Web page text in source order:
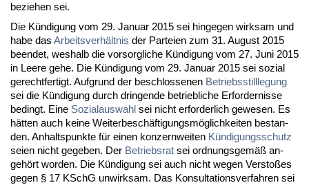
be­zie­hen sei.
Die Kündi­gung vom 29. Ja­nu­ar 2015 sei hin­ge­gen wirk­sam und
ha­be das Ar­beits­verhält­nis der Par­tei­en zum 31. Au­gust 2015
be­en­det, wes­halb die vor­sorg­li­che Kündi­gung vom 27. Ju­ni 2015
in Lee­re ge­he. Die Kündi­gung vom 29. Ja­nu­ar 2015 sei so­zi­al
ge­recht­fer­tigt. Auf­grund der be­schlos­se­nen Be­triebs­still­le­gung
sei die Kündi­gung durch drin­gen­de be­trieb­li­che Er­for­der­nis­se
be­dingt. Ei­ne So­zi­al­aus­wahl sei nicht er­for­der­lich ge­we­sen. Es
hätten auch kei­ne Wei­ter­beschäfti­gungsmöglich­kei­ten be­stan­
den. An­halts­punk­te für ei­nen kon­zern­wei­ten Kündi­gungs­schutz
sei­en nicht ge­ge­ben. Der Be­triebs­rat sei ord­nungs­gemäß an­
gehört wor­den. Die Kündi­gung sei auch nicht we­gen Ver­s­toßes
ge­gen § 17 KSchG un­wirk­sam. Das Kon­sul­ta­ti­ons­ver­fah­ren sei